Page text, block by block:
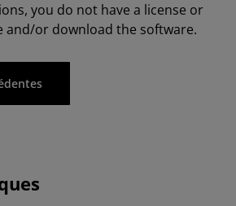
you do not have a license or
and/or download the software.